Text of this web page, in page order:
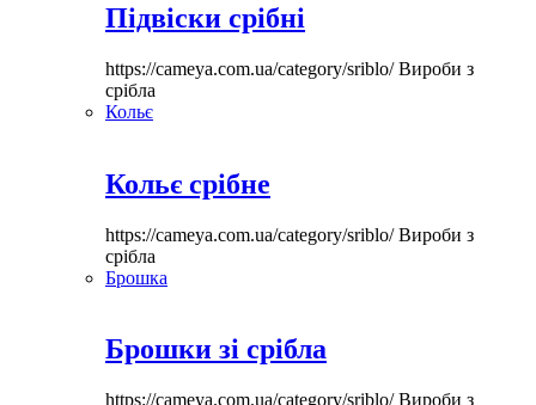
Підвіски срібні
https://cameya.com.ua/category/sriblo/Вироби з
срібла
Кольє
Кольє срібне
https://cameya.com.ua/category/sriblo/Вироби з
срібла
Брошка
Брошки зі срібла
https://cameya.com.ua/category/sriblo/Вироби з